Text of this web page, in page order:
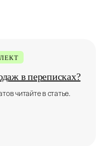
в переписках?
читайте в статье.